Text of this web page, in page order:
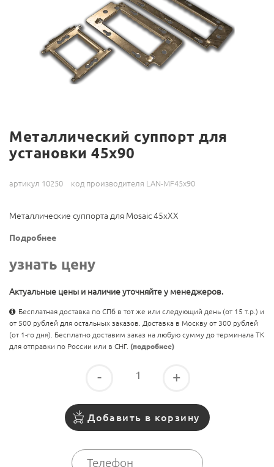
Металлический суппорт для
установки 45х90
артикул 10250 код производителя LAN-MF45x90
Металлические суппорта для Mosaic 45хXX
Подробнее
узнать цену
Актуальные цены и наличие уточняйте у менеджеров.
Бесплатная доставка по СПб в тот же или следующий день (от 15 т.р.) и
от 500 рублей для остальных заказов. Доставка в Москву от 300 рублей
(от 1-го дня). Бесплатно доставим заказ на любую сумму до терминала ТК
для отправки по России или в СНГ. (подробнее)
- +
Добавить в корзину